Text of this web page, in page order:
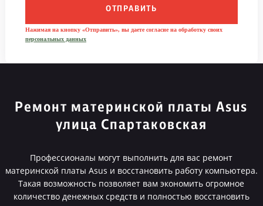
ОТПРАВИТЬ
Нажимая на кнопку «Отправить», вы даете согласие на обработку своих
персональных данных
Ремонт материнской платы Asus
улица Спартаковская
Профессионалы могут выполнить для вас ремонт
материнской платы Asus и восстановить работу компьютера.
Такая возможность позволяет вам экономить огромное
количество денежных средств и полностью восстановить